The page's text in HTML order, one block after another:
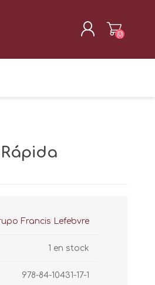
(0)
Francis Lefebvre
1 en stock
978-84-10431-17-1